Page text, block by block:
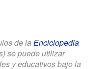
de la Enciclopedia
se puede utilizar
y educativos bajo la